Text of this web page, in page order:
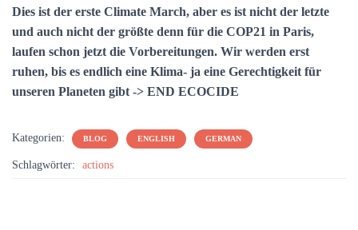
Dies ist der erste Climate March, aber es ist nicht der letzte
und auch nicht der größte denn für die COP21 in Paris,
laufen schon jetzt die Vorbereitungen. Wir werden erst
ruhen, bis es endlich eine Klima- ja eine Gerechtigkeit für
unseren Planeten gibt -> END ECOCIDE
Kategorien: BLOG ENGLISH GERMAN
Schlagwörter: actions